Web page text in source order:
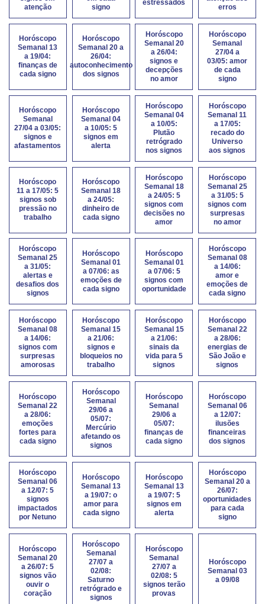
atenção
signo
estressados
erros
Horóscopo
Semanal 13
a 19/04:
finanças de
cada signo
Horóscopo
Semanal 20 a
26/04:
autoconhecimento
dos signos
Horóscopo
Semanal 20
a 26/04:
signos e
decepções
no amor
Horóscopo
Semanal
27/04 a
03/05: amor
de cada
signo
Horóscopo
Semanal
27/04 a 03/05:
signos e
afastamentos
Horóscopo
Semanal 04
a 10/05: 5
signos em
alerta
Horóscopo
Semanal 04
a 10/05:
Plutão
retrógrado
nos signos
Horóscopo
Semanal 11
a 17/05:
recado do
Universo
aos signos
Horóscopo
11 a 17/05: 5
signos sob
pressão no
trabalho
Horóscopo
Semanal 18
a 24/05:
dinheiro de
cada signo
Horóscopo
Semanal 18
a 24/05: 5
signos com
decisões no
amor
Horóscopo
Semanal 25
a 31/05: 5
signos com
surpresas
no amor
Horóscopo
Semanal 25
a 31/05:
alertas e
desafios dos
signos
Horóscopo
Semanal 01
a 07/06: as
emoções de
cada signo
Horóscopo
Semanal 01
a 07/06: 5
signos com
oportunidade
Horóscopo
Semanal 08
a 14/06:
amor e
emoções de
cada signo
Horóscopo
Semanal 08
a 14/06:
signos com
surpresas
amorosas
Horóscopo
Semanal 15
a 21/06:
signos e
bloqueios no
trabalho
Horóscopo
Semanal 15
a 21/06:
sinais da
vida para 5
signos
Horóscopo
Semanal 22
a 28/06:
energias de
São João e
signos
Horóscopo
Semanal 22
a 28/06:
emoções
fortes para
cada signo
Horóscopo
Semanal
29/06 a
05/07:
Mercúrio
afetando os
signos
Horóscopo
Semanal
29/06 a
05/07:
finanças de
cada signo
Horóscopo
Semanal 06
a 12/07:
ilusões
financeiras
dos signos
Horóscopo
Semanal 06
a 12/07: 5
signos
impactados
por Netuno
Horóscopo
Semanal 13
a 19/07: o
amor para
cada signo
Horóscopo
Semanal 13
a 19/07: 5
signos em
alerta
Horóscopo
Semanal 20 a
26/07:
oportunidades
para cada
signo
Horóscopo
Semanal 20
a 26/07: 5
signos vão
ouvir o
coração
Horóscopo
Semanal
27/07 a
02/08:
Saturno
retrógrado e
signos
Horóscopo
Semanal
27/07 a
02/08: 5
signos terão
provas
Horóscopo
Semanal 03
a 09/08